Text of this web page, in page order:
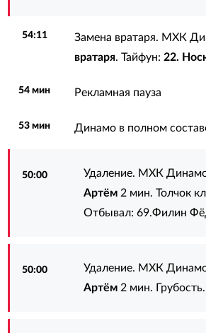
54:11 Замена вратаря. МХК
вратаря. Тайфун: 22.
54 мин Рекламная пауза
53 мин Динамо в полном
50:00 Удаление. МХК
Артём 2 мин. Толчок
Отбывал:69.Филин
50:00 Удаление. МХК
Артём 2 мин. Грубость.